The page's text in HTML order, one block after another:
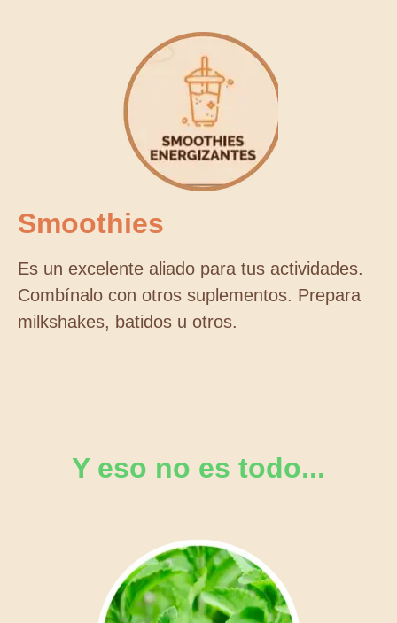
Smoothies
Es un excelente aliado para tus actividades.
Combínalo con otros suplementos. Prepara
milkshakes, batidos u otros.
Y eso no es todo...